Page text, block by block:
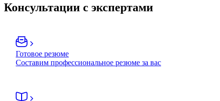
Консультации с экспертами
Готовое резюме
Составим профессиональное резюме за вас